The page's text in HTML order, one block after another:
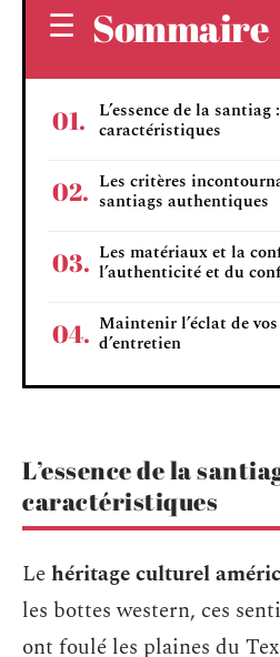
Sommaire
L’essence de la
caractéristiques
Les critères
santiags authentiques
Les matériaux et la
l’authenticité et du
Maintenir l’éclat de
d’entretien
L’essence de la
caractéristiques
Lehéritage culturel
les bottes western, ces
ont foulé les plaines du